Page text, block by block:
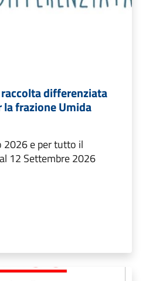
differenziata
frazione Umida
2026 e per tutto il
12 Settembre 2026